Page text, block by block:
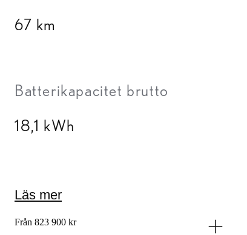
67 km
Batterikapacitet brutto
18,1 kWh
Läs mer
Från 823 900 kr